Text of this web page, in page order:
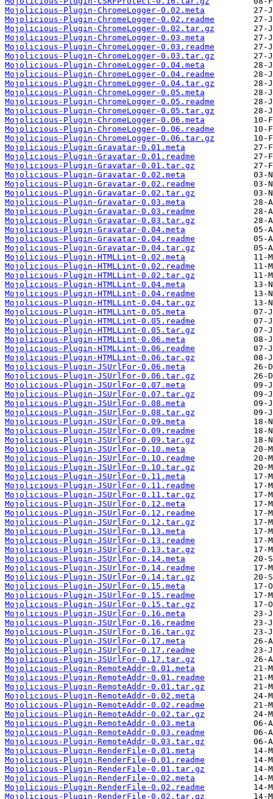
Mojolicious-Plugin-ChromeLogger-0.02.meta
Mojolicious-Plugin-ChromeLogger-0.02.readme
Mojolicious-Plugin-ChromeLogger-0.02.tar.gz
Mojolicious-Plugin-ChromeLogger-0.03.meta
Mojolicious-Plugin-ChromeLogger-0.03.readme
Mojolicious-Plugin-ChromeLogger-0.03.tar.gz
Mojolicious-Plugin-ChromeLogger-0.04.meta
Mojolicious-Plugin-ChromeLogger-0.04.readme
Mojolicious-Plugin-ChromeLogger-0.04.tar.gz
Mojolicious-Plugin-ChromeLogger-0.05.meta
Mojolicious-Plugin-ChromeLogger-0.05.readme
Mojolicious-Plugin-ChromeLogger-0.05.tar.gz
Mojolicious-Plugin-ChromeLogger-0.06.meta
Mojolicious-Plugin-ChromeLogger-0.06.readme
Mojolicious-Plugin-ChromeLogger-0.06.tar.gz
Mojolicious-Plugin-Gravatar-0.01.meta
Mojolicious-Plugin-Gravatar-0.01.readme
Mojolicious-Plugin-Gravatar-0.01.tar.gz
Mojolicious-Plugin-Gravatar-0.02.meta
Mojolicious-Plugin-Gravatar-0.02.readme
Mojolicious-Plugin-Gravatar-0.02.tar.gz
Mojolicious-Plugin-Gravatar-0.03.meta
Mojolicious-Plugin-Gravatar-0.03.readme
Mojolicious-Plugin-Gravatar-0.03.tar.gz
Mojolicious-Plugin-Gravatar-0.04.meta
Mojolicious-Plugin-Gravatar-0.04.readme
Mojolicious-Plugin-Gravatar-0.04.tar.gz
Mojolicious-Plugin-HTMLLint-0.02.meta
Mojolicious-Plugin-HTMLLint-0.02.readme
Mojolicious-Plugin-HTMLLint-0.02.tar.gz
Mojolicious-Plugin-HTMLLint-0.04.meta
Mojolicious-Plugin-HTMLLint-0.04.readme
Mojolicious-Plugin-HTMLLint-0.04.tar.gz
Mojolicious-Plugin-HTMLLint-0.05.meta
Mojolicious-Plugin-HTMLLint-0.05.readme
Mojolicious-Plugin-HTMLLint-0.05.tar.gz
Mojolicious-Plugin-HTMLLint-0.06.meta
Mojolicious-Plugin-HTMLLint-0.06.readme
Mojolicious-Plugin-HTMLLint-0.06.tar.gz
Mojolicious-Plugin-JSUrlFor-0.06.meta
Mojolicious-Plugin-JSUrlFor-0.06.tar.gz
Mojolicious-Plugin-JSUrlFor-0.07.meta
Mojolicious-Plugin-JSUrlFor-0.07.tar.gz
Mojolicious-Plugin-JSUrlFor-0.08.meta
Mojolicious-Plugin-JSUrlFor-0.08.tar.gz
Mojolicious-Plugin-JSUrlFor-0.09.meta
Mojolicious-Plugin-JSUrlFor-0.09.readme
Mojolicious-Plugin-JSUrlFor-0.09.tar.gz
Mojolicious-Plugin-JSUrlFor-0.10.meta
Mojolicious-Plugin-JSUrlFor-0.10.readme
Mojolicious-Plugin-JSUrlFor-0.10.tar.gz
Mojolicious-Plugin-JSUrlFor-0.11.meta
Mojolicious-Plugin-JSUrlFor-0.11.readme
Mojolicious-Plugin-JSUrlFor-0.11.tar.gz
Mojolicious-Plugin-JSUrlFor-0.12.meta
Mojolicious-Plugin-JSUrlFor-0.12.readme
Mojolicious-Plugin-JSUrlFor-0.12.tar.gz
Mojolicious-Plugin-JSUrlFor-0.13.meta
Mojolicious-Plugin-JSUrlFor-0.13.readme
Mojolicious-Plugin-JSUrlFor-0.13.tar.gz
Mojolicious-Plugin-JSUrlFor-0.14.meta
Mojolicious-Plugin-JSUrlFor-0.14.readme
Mojolicious-Plugin-JSUrlFor-0.14.tar.gz
Mojolicious-Plugin-JSUrlFor-0.15.meta
Mojolicious-Plugin-JSUrlFor-0.15.readme
Mojolicious-Plugin-JSUrlFor-0.15.tar.gz
Mojolicious-Plugin-JSUrlFor-0.16.meta
Mojolicious-Plugin-JSUrlFor-0.16.readme
Mojolicious-Plugin-JSUrlFor-0.16.tar.gz
Mojolicious-Plugin-JSUrlFor-0.17.meta
Mojolicious-Plugin-JSUrlFor-0.17.readme
Mojolicious-Plugin-JSUrlFor-0.17.tar.gz
Mojolicious-Plugin-RemoteAddr-0.01.meta
Mojolicious-Plugin-RemoteAddr-0.01.readme
Mojolicious-Plugin-RemoteAddr-0.01.tar.gz
Mojolicious-Plugin-RemoteAddr-0.02.meta
Mojolicious-Plugin-RemoteAddr-0.02.readme
Mojolicious-Plugin-RemoteAddr-0.02.tar.gz
Mojolicious-Plugin-RemoteAddr-0.03.meta
Mojolicious-Plugin-RemoteAddr-0.03.readme
Mojolicious-Plugin-RemoteAddr-0.03.tar.gz
Mojolicious-Plugin-RenderFile-0.01.meta
Mojolicious-Plugin-RenderFile-0.01.readme
Mojolicious-Plugin-RenderFile-0.01.tar.gz
Mojolicious-Plugin-RenderFile-0.02.meta
Mojolicious-Plugin-RenderFile-0.02.readme
Mojolicious-Plugin-RenderFile-0.02.tar.gz